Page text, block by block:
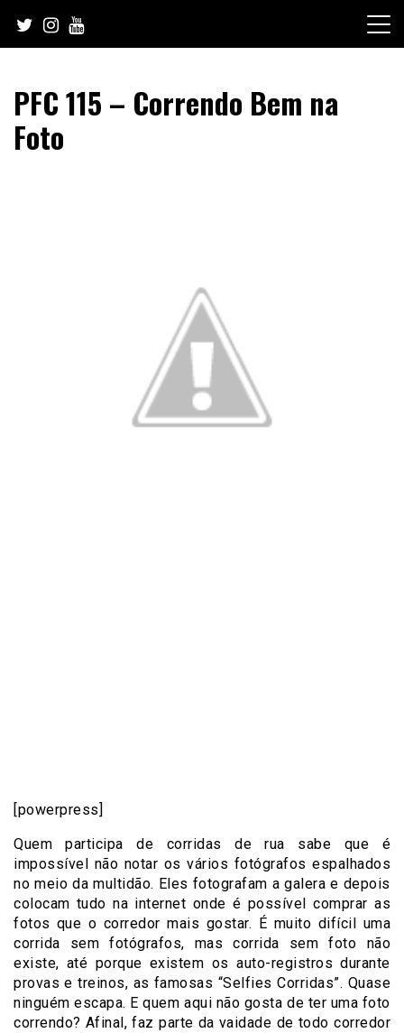
content
PFC 115 – Correndo Bem na
Foto
[powerpress]
Quem participa de corridas de rua sabe que é
impossível não notar os vários fotógrafos espalhados
no meio da multidão. Eles fotografam a galera e depois
colocam tudo na internet onde é possível comprar as
fotos que o corredor mais gostar. É muito difícil uma
corrida sem fotógrafos, mas corrida sem foto não
existe, até porque existem os auto-registros durante
provas e treinos, as famosas “Selfies Corridas”. Quase
ninguém escapa. E quem aqui não gosta de ter uma foto
correndo? Afinal, faz parte da vaidade de todo corredor